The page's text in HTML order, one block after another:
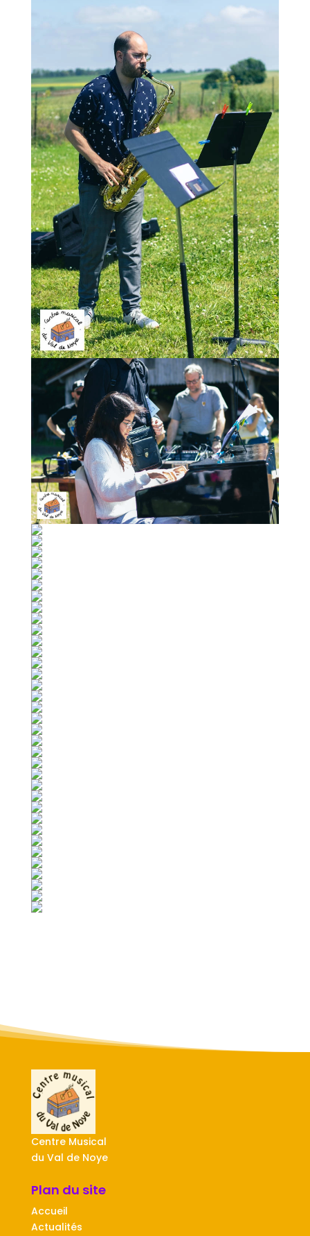
Centre Musical
du Val de Noye
Plan du site
Accueil
Actualités